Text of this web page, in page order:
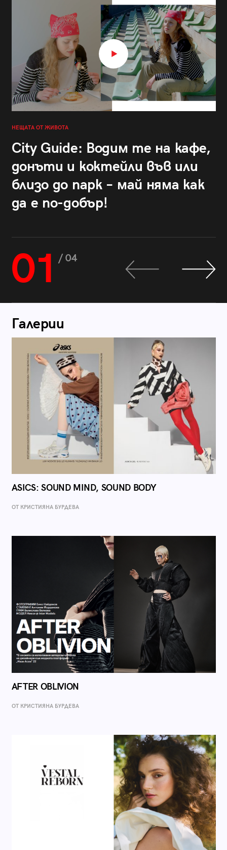
НЕЩАТА ОТ ЖИВОТА
City Guide: Водим те на кафе,
донъти и коктейли във или
близо до парк – май няма как
да е по-добър!
01 / 04
Галерии
ASICS: SOUND MIND, SOUND BODY
ОТ КРИСТИЯНА БУРДЕВА
AFTER OBLIVION
ОТ КРИСТИЯНА БУРДЕВА